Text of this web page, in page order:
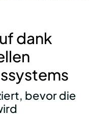
dank
bevor die